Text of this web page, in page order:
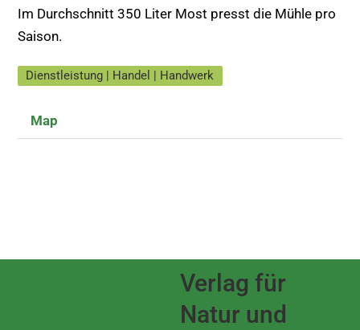
Im Durchschnitt 350 Liter Most presst die Mühle pro
Saison.
Dienstleistung | Handel | Handwerk
Map
Verlag für
Natur und